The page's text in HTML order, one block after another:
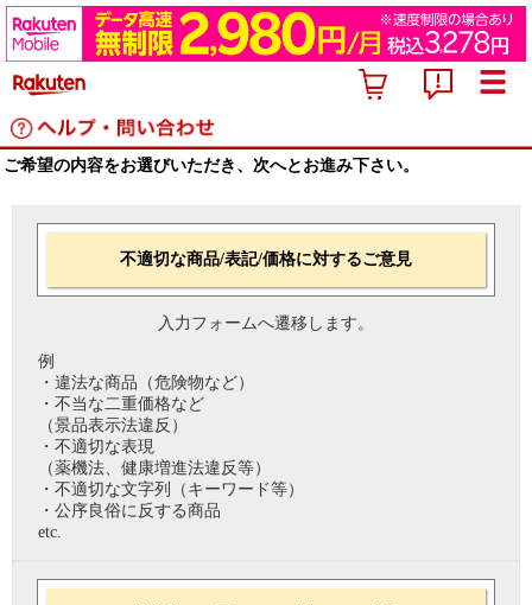
ご希望の内容をお選びいただき、次へとお進み下さい。
不適切な商品/表記/価格に対するご意見
入力フォームへ遷移します。
例
・違法な商品（危険物など）
・不当な二重価格など
（景品表示法違反）
・不適切な表現
（薬機法、健康増進法違反等）
・不適切な文字列（キーワード等）
・公序良俗に反する商品
etc.